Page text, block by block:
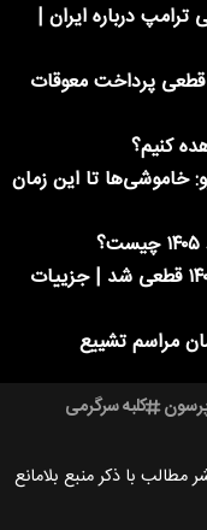
درباره ایران |
قطعی پرداخت معوقات
کنیم؟
خاموشی‌ها تا این زمان
فوری؛ واریز سود سهام عدالت در شهریور ۱۴۰۵ قطعی شد | جزییات
مراسم تشییع
کلبه سرگرمی
با ذکر منبع بلامانع